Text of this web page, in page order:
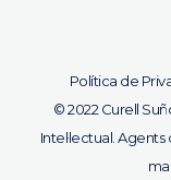
Política de
© 2022 Curell
Intel·lectual.